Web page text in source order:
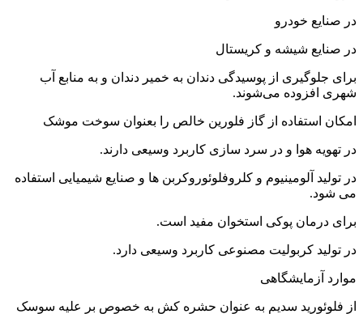
در صنایع خودرو
در صنایع شیشه و کریستال
برای جلوگیری از پوسیدگی دندان به خمیر دندان و به منابع آب
شهری افزوده می‌شوند.
امکان استفاده از گاز فلورین خالص را بعنوان سوخت موشک
در تهویه هوا و در سرد سازی کاربرد وسیعی دارند.
در تولید آلومینیوم و کلروفلوئوروکربن ها و صنایع شیمیایی استفاده
می شود.
برای درمان پوکی استخوان مفید است.
در تولید کربولیت مصنوعی کاربرد وسیعی دارد.
موارد آزمایشگاهی
از فلوئورید سدیم به عنوان حشره کش به خصوص بر علیه سوسک